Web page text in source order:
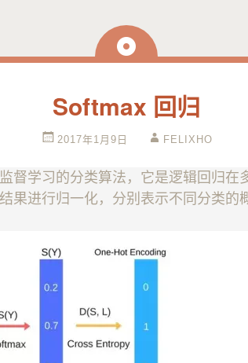
日
志
Softmax 回归
2017年1月9日 FELIXHO
督学习的分类算法，它是逻辑回归在
果进行归一化，分别表示不同分类的